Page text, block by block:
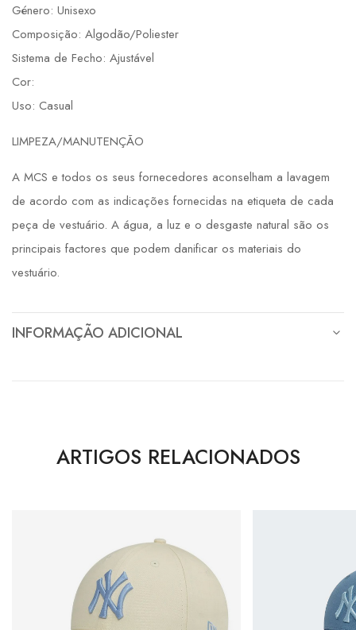
Género: Unisexo
Composição: Algodão/Poliester
Sistema de Fecho: Ajustável
Cor:
Uso: Casual
LIMPEZA/MANUTENÇÃO
A MCS e todos os seus fornecedores aconselham a lavagem
de acordo com as indicações fornecidas na etiqueta de cada
peça de vestuário. A água, a luz e o desgaste natural são os
principais factores que podem danificar os materiais do
vestuário.
INFORMAÇÃO ADICIONAL
ARTIGOS RELACIONADOS